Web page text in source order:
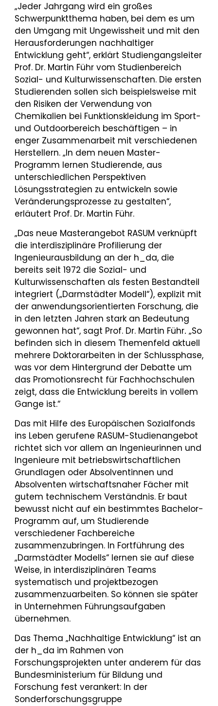
„Jeder Jahrgang wird ein großes
Schwerpunktthema haben, bei dem es um
den Umgang mit Ungewissheit und mit den
Herausforderungen nachhaltiger
Entwicklung geht“, erklärt Studiengangsleiter
Prof. Dr. Martin Führ vom Studienbereich
Sozial- und Kulturwissenschaften. Die ersten
Studierenden sollen sich beispielsweise mit
den Risiken der Verwendung von
Chemikalien bei Funktionskleidung im Sport-
und Outdoorbereich beschäftigen – in
enger Zusammenarbeit mit verschiedenen
Herstellern. „In dem neuen Master-
Programm lernen Studierende, aus
unterschiedlichen Perspektiven
Lösungsstrategien zu entwickeln sowie
Veränderungsprozesse zu gestalten“,
erläutert Prof. Dr. Martin Führ.
„Das neue Masterangebot RASUM verknüpft
die interdisziplinäre Profilierung der
Ingenieurausbildung an der h_da, die
bereits seit 1972 die Sozial- und
Kulturwissenschaften als festen Bestandteil
integriert („Darmstädter Modell“), explizit mit
der anwendungsorientierten Forschung, die
in den letzten Jahren stark an Bedeutung
gewonnen hat“, sagt Prof. Dr. Martin Führ. „So
befinden sich in diesem Themenfeld aktuell
mehrere Doktorarbeiten in der Schlussphase,
was vor dem Hintergrund der Debatte um
das Promotionsrecht für Fachhochschulen
zeigt, dass die Entwicklung bereits in vollem
Gange ist.“
Das mit Hilfe des Europäischen Sozialfonds
ins Leben gerufene RASUM-Studienangebot
richtet sich vor allem an Ingenieurinnen und
Ingenieure mit betriebswirtschaftlichen
Grundlagen oder Absolventinnen und
Absolventen wirtschaftsnaher Fächer mit
gutem technischem Verständnis. Er baut
bewusst nicht auf ein bestimmtes Bachelor-
Programm auf, um Studierende
verschiedener Fachbereiche
zusammenzubringen. In Fortführung des
„Darmstädter Modells“ lernen sie auf diese
Weise, in interdisziplinären Teams
systematisch und projektbezogen
zusammenzuarbeiten. So können sie später
in Unternehmen Führungsaufgaben
übernehmen.
Das Thema „Nachhaltige Entwicklung“ ist an
der h_da im Rahmen von
Forschungsprojekten unter anderem für das
Bundesministerium für Bildung und
Forschung fest verankert: In der
Sonderforschungsgruppe